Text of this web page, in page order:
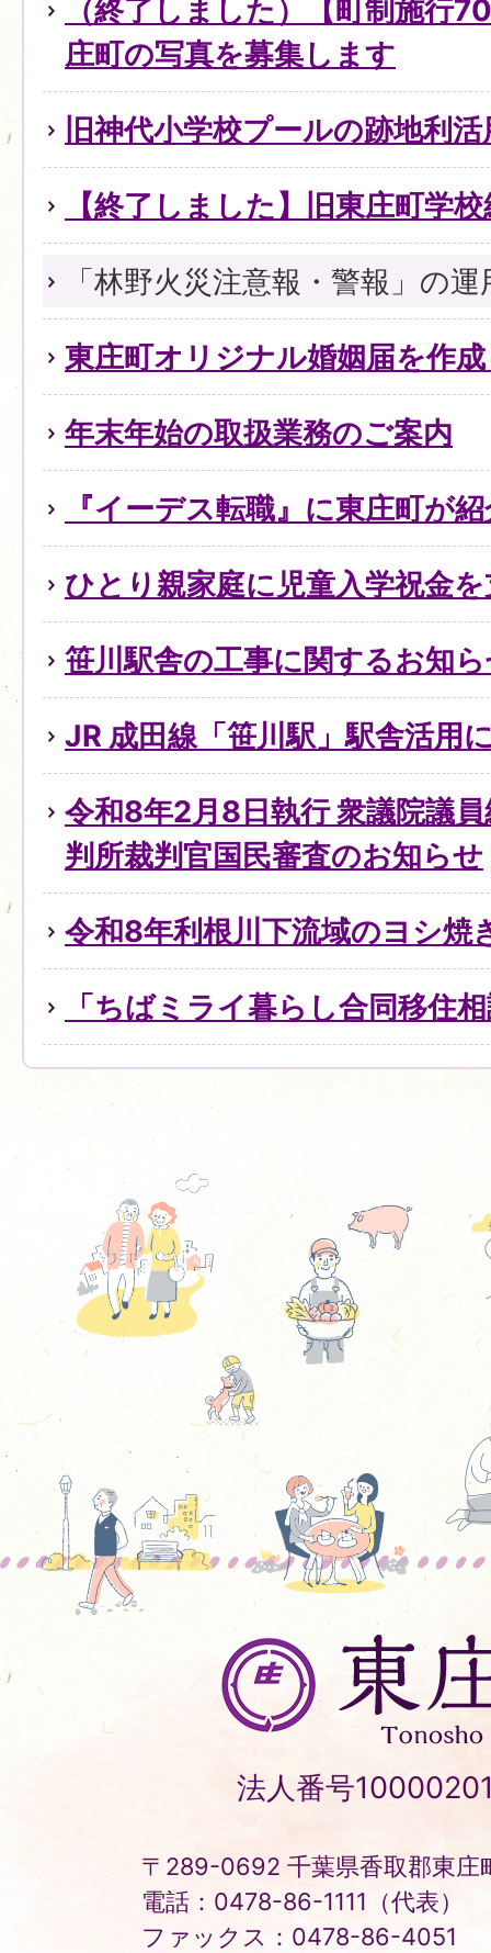
（終了しました）【町制施行
庄町の写真を募集します
旧神代小学校プールの跡地利
【終了しました】旧東庄町学
「林野火災注意報・警報」の
東庄町オリジナル婚姻届を作
年末年始の取扱業務のご案内
『イーデス転職』に東庄町が
ひとり親家庭に児童入学祝金
笹川駅舎の工事に関するお知
JR 成田線「笹川駅」駅舎活用
令和8年2月8日執行 衆議院議
判所裁判官国民審査のお知らせ
令和8年利根川下流域のヨシ焼
「ちばミライ暮らし合同移住
東
庄
町
Tonosho
Town
法人番号
〒289-0692 千葉県香取郡東庄
電話：0478-86-1111（代表）
ファックス：0478-86-4051